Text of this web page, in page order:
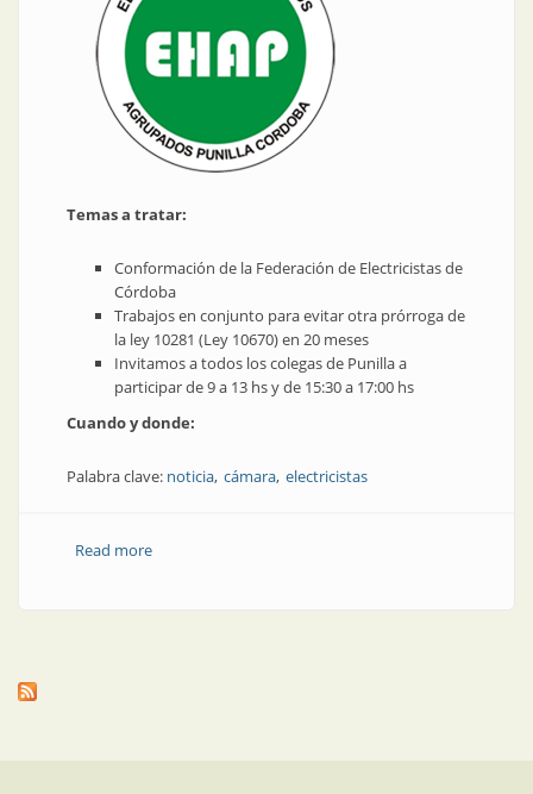
Temas a tratar:
Conformación de la Federación de Electricistas de
Córdoba
Trabajos en conjunto para evitar otra prórroga de
la ley 10281 (Ley 10670) en 20 meses
Invitamos a todos los colegas de Punilla a
participar de 9 a 13 hs y de 15:30 a 17:00 hs
Cuando y donde:
Palabra clave: noticia cámara electricistas
Read moreabout Encuentro EHAP | Electricistas Habilitados